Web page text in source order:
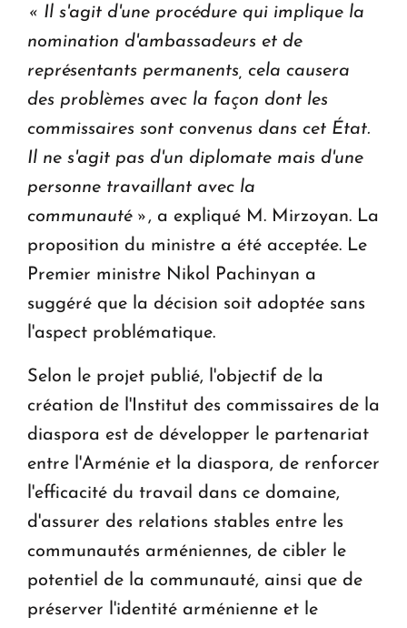
« Il s'agit d'une procédure qui implique la
nomination d'ambassadeurs et de
représentants permanents, cela causera
des problèmes avec la façon dont les
commissaires sont convenus dans cet État.
Il ne s'agit pas d'un diplomate mais d'une
personne travaillant avec la
communauté» , a expliqué M. Mirzoyan. La
proposition du ministre a été acceptée. Le
Premier ministre Nikol Pachinyan a
suggéré que la décision soit adoptée sans
l'aspect problématique.
Selon le projet publié, l'objectif de la
création de l'Institut des commissaires de la
diaspora est de développer le partenariat
entre l'Arménie et la diaspora, de renforcer
l'efficacité du travail dans ce domaine,
d'assurer des relations stables entre les
communautés arméniennes, de cibler le
potentiel de la communauté, ainsi que de
préserver l'identité arménienne et le